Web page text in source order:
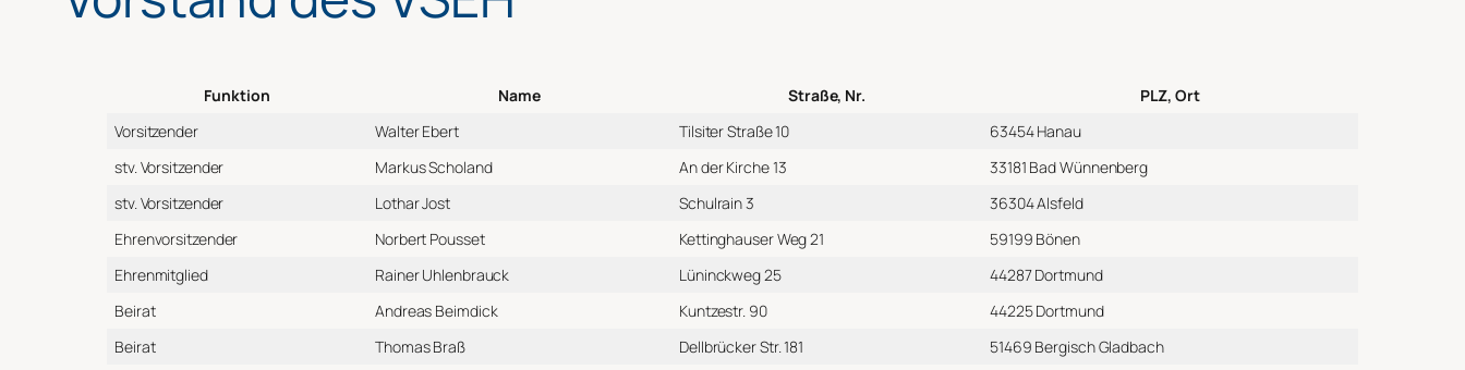
Funktion Name Straße, Nr.
PLZ, Ort
Vorsitzender
Walter Ebert Tilsiter Straße 10
63454 Hanau
stv. Vorsitzender
Markus Scholand An der Kirche 13
33181 Bad Wünnenberg
stv. Vorsitzender
Lothar Jost Schulrain 3
36304 Alsfeld
Ehrenvorsitzender
Norbert Pousset Kettinghauser Weg 21
59199 Bönen
Ehrenmitglied
Rainer Uhlenbrauck Lüninckweg 25
44287 Dortmund
Beirat
Andreas Beimdick Kuntzestr. 90
44225 Dortmund
Beirat
Thomas Braß Dellbrücker Str. 181
51469 Bergisch Gladbach